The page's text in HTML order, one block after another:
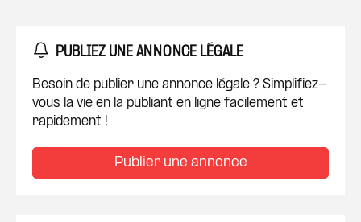
PUBLIEZ UNE ANNONCE LÉGALE
Besoin de publier une annonce légale ? Simplifiez-
vous la vie en la publiant en ligne facilement et
rapidement !
Publier une annonce